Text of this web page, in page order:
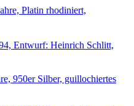
Platin rhodiniert,
Entwurf: Heinrich Schlitt,
950er Silber, guillochiertes